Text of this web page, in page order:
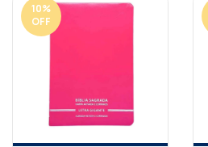
10%
OFF